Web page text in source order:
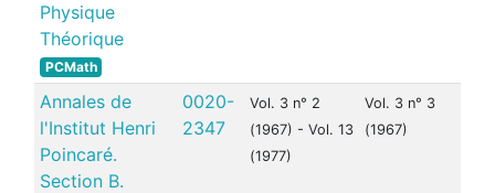
Physique
Théorique
PCMath
Annales de
l'Institut Henri
Poincaré.
Section B.
0020-
2347
Vol. 3 n° 2
(1967) - Vol. 13
(1977)
Vol. 3 n° 3
(1967)